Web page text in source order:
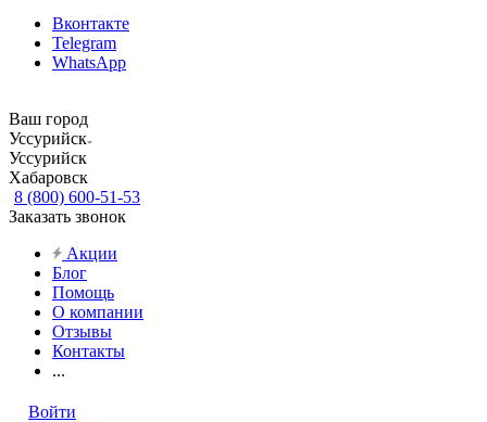
Вконтакте
Telegram
WhatsApp
Ваш город
Уссурийск
Уссурийск
Хабаровск
8 (800) 600-51-53
Заказать звонок
Акции
Блог
Помощь
О компании
Отзывы
Контакты
...
Войти